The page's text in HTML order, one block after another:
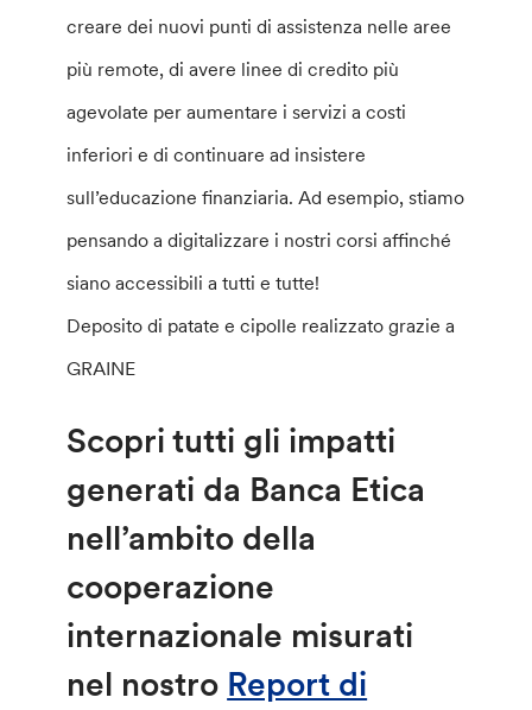
creare dei nuovi punti di assistenza nelle aree
più remote, di avere linee di credito più
agevolate per aumentare i servizi a costi
inferiori e di continuare ad insistere
sull’educazione finanziaria. Ad esempio, stiamo
pensando a digitalizzare i nostri corsi affinché
siano accessibili a tutti e tutte!
Deposito di patate e cipolle realizzato grazie a
GRAINE
Scopri tutti gli impatti
generati da Banca Etica
nell’ambito della
cooperazione
internazionale misurati
nel nostro Report di